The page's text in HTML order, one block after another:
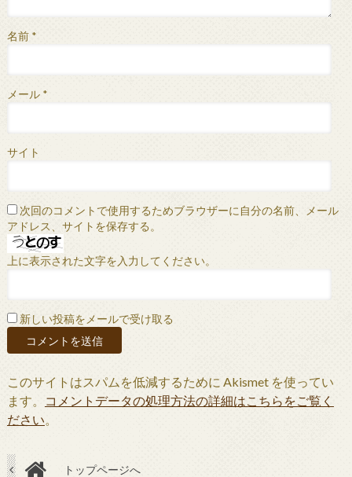
名前 *
メール *
サイト
次回のコメントで使用するためブラウザーに自分の名前、メール
アドレス、サイトを保存する。
上に表示された文字を入力してください。
新しい投稿をメールで受け取る
このサイトはスパムを低減するために Akismet を使ってい
ます。
コメントデータの処理方法の詳細はこちらをご覧く
ださい。
トップページへ